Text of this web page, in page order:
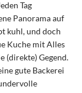
Tag
Panorama auf
kuhl, und doch
Kuche mit Alles
(direkte) Gegend.
gute Backerei